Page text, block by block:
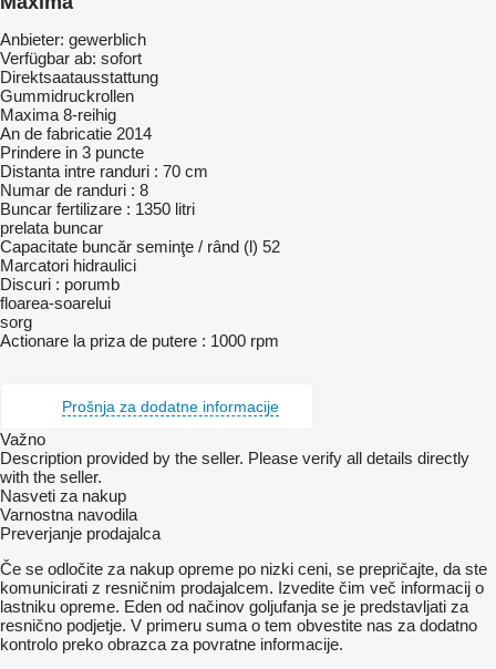
Anbieter: gewerblich
Verfügbar ab: sofort
Direktsaatausstattung
Gummidruckrollen
Maxima 8-reihig
An de fabricatie 2014
Prindere in 3 puncte
Distanta intre randuri : 70 cm
Numar de randuri : 8
Buncar fertilizare : 1350 litri
prelata buncar
Capacitate buncăr seminţe / rând (l) 52
Marcatori hidraulici
Discuri : porumb
floarea-soarelui
sorg
Actionare la priza de putere : 1000 rpm
Prošnja za dodatne informacije
Važno
Description provided by the seller. Please verify all details directly
with the seller.
Nasveti za nakup
Varnostna navodila
Preverjanje prodajalca
Če se odločite za nakup opreme po nizki ceni, se prepričajte, da ste
komunicirati z resničnim prodajalcem. Izvedite čim več informacij o
lastniku opreme. Eden od načinov goljufanja se je predstavljati za
resnično podjetje. V primeru suma o tem obvestite nas za dodatno
kontrolo preko obrazca za povratne informacije.